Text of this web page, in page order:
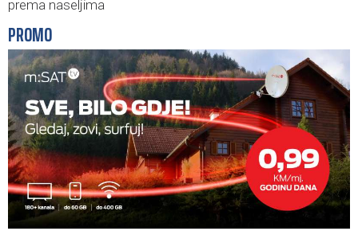
prema naseljima
PROMO